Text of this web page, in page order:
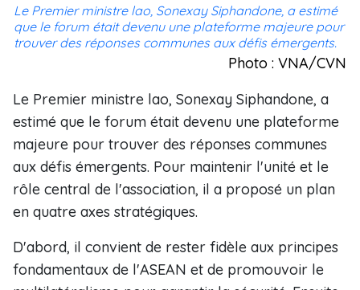
Le Premier ministre lao, Sonexay Siphandone, a estimé
que le forum était devenu une plateforme majeure pour
trouver des réponses communes aux défis émergents.
Photo : VNA/CVN
Le Premier ministre lao, Sonexay Siphandone, a
estimé que le forum était devenu une plateforme
majeure pour trouver des réponses communes
aux défis émergents. Pour maintenir l'unité et le
rôle central de l'association, il a proposé un plan
en quatre axes stratégiques.
D'abord, il convient de rester fidèle aux principes
fondamentaux de l'ASEAN et de promouvoir le